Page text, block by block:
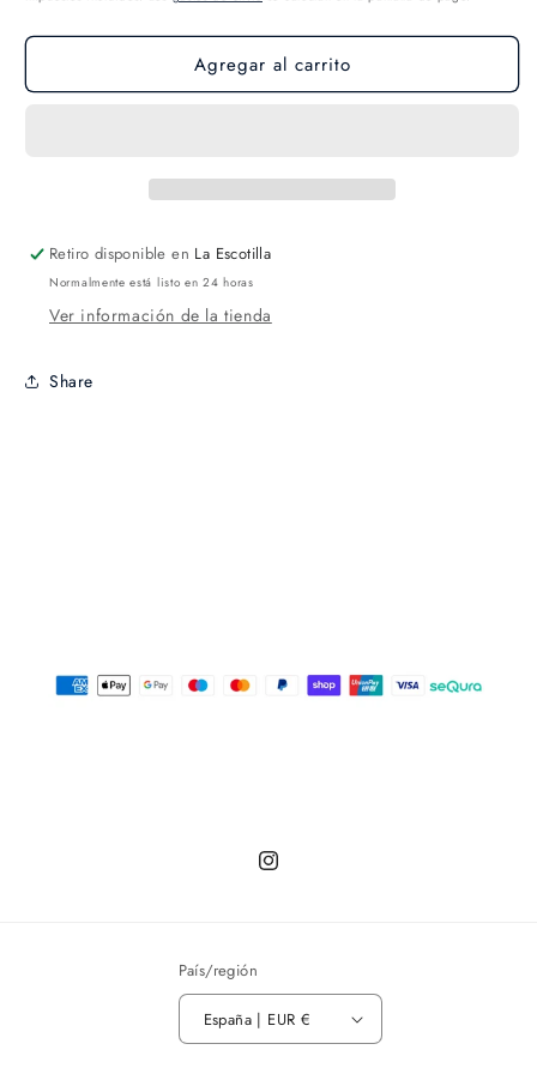
Agregar al carrito
Retiro disponible en La Escotilla
Normalmente está listo en 24 horas
Ver información de la tienda
Share
Instagram
País/región
España | EUR €